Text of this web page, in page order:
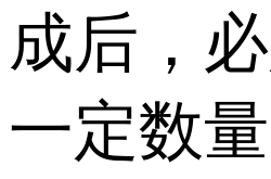
成后，
一定数